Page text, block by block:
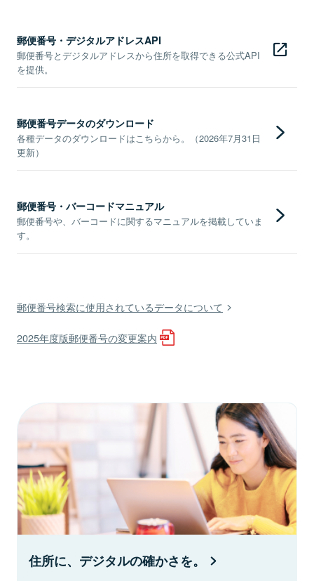
郵便番号・デジタルアドレスAPI
郵便番号とデジタルアドレスから住所を取得できる公式API
を提供。
郵便番号データのダウンロード
各種データのダウンロードはこちらから。（2026年7月31日
更新）
郵便番号・バーコードマニュアル
郵便番号や、バーコードに関するマニュアルを掲載していま
す。
郵便番号検索に使用されているデータについて
2025年度版郵便番号の変更案内
住所に、デジタルの確かさを。